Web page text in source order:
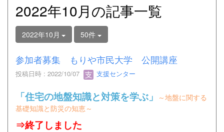
2022年10月の記事一覧
2022年10月 50件
参加者募集 もりや市民大学 公開講座
投稿日時 : 2022/10/07 支援センター
「住宅の地盤知識と対策を学ぶ」
～地盤に関する
基礎知識と防災の知恵～
⇒終了しました